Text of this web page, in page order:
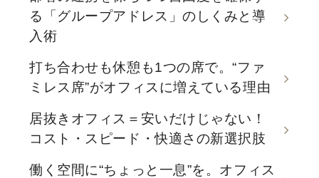
る「グループアドレス」のしくみと導
入術
打ち合わせも休憩も1つの席で。“ファ
ミレス席”がオフィスに増えている理由
居抜きオフィス＝安いだけじゃない！
コスト・スピード・快適さの新選択肢
働く空間に“ちょっと一息”を。オフィス